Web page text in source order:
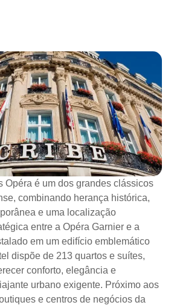
Opéra é um dos grandes clássicos
combinando herança histórica,
e uma localização
entre a Opéra Garnier e a
em um edifício emblemático
dispõe de 213 quartos e suítes,
conforto, elegância e
urbano exigente. Próximo aos
e centros de negócios da